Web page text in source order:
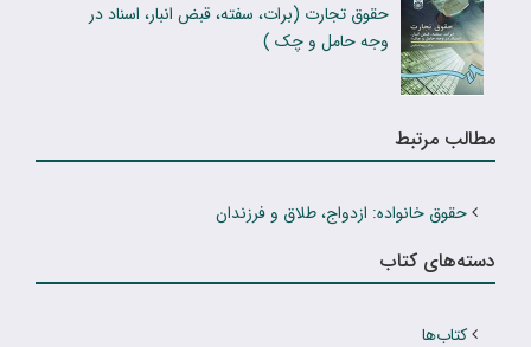
حقوق تجارت (برات، سفته، قبض انبار، اسناد در
وجه حامل و چک )
مطالب مرتبط
حقوق خانواده: ازدواج، طلاق و فرزندان
دسته‌های کتاب
کتاب‌ها